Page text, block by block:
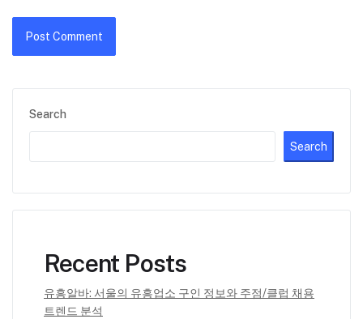
Search
Search
Recent Posts
유흥알바: 서울의 유흥업소 구인 정보와 주점/클럽 채용
트렌드 분석